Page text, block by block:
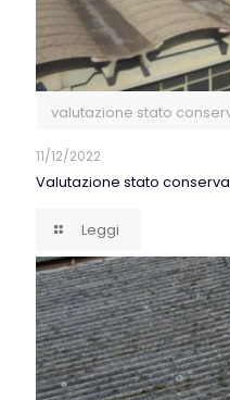
valutazione stato
11/12/2022
Valutazione stato
Leggi